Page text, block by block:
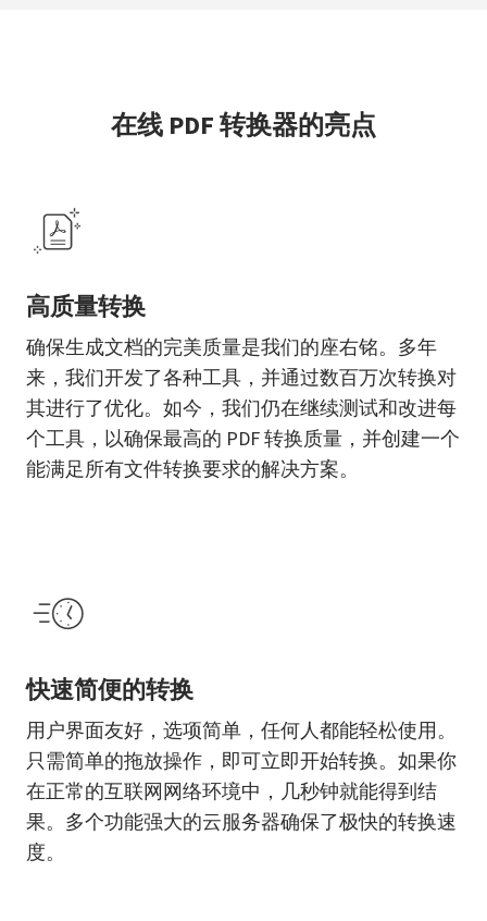
在线 PDF 转换器的亮点
高质量转换
确保生成文档的完美质量是我们的座右铭。多年
来，我们开发了各种工具，并通过数百万次转换对
其进行了优化。如今，我们仍在继续测试和改进每
个工具，以确保最高的 PDF 转换质量，并创建一个
能满足所有文件转换要求的解决方案。
快速简便的转换
用户界面友好，选项简单，任何人都能轻松使用。
只需简单的拖放操作，即可立即开始转换。如果你
在正常的互联网网络环境中，几秒钟就能得到结
果。多个功能强大的云服务器确保了极快的转换速
度。